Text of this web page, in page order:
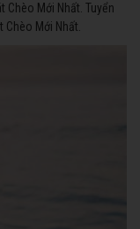
Chèo Mới Nhất. Tuyển
Chèo Mới Nhất.